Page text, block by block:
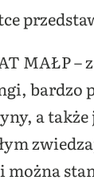
MAŁP –
bardzo
a
można